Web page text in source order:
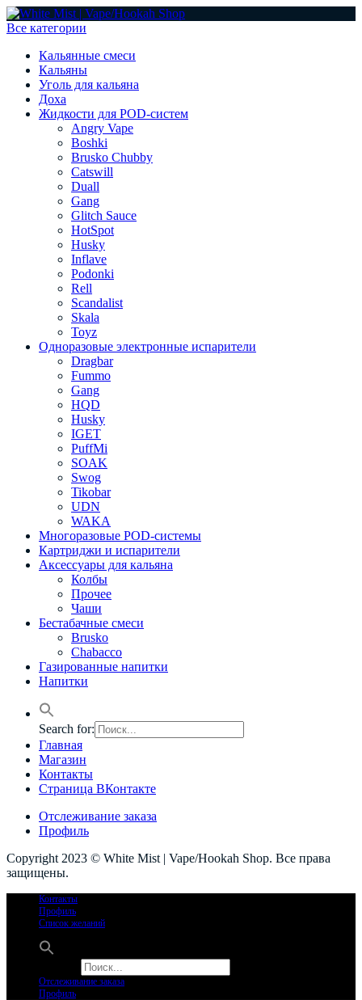
Все категории
Кальянные смеси
Кальяны
Уголь для кальяна
Доха
Жидкости для POD-систем
Angry Vape
Boshki
Brusko Chubby
Catswill
Duall
Gang
Glitch Sauce
HotSpot
Husky
Inflave
Podonki
Rell
Scandalist
Skala
Toyz
Одноразовые электронные испарители
Dragbar
Fummo
Gang
HQD
Husky
IGET
PuffMi
SOAK
Swog
Tikobar
UDN
WAKA
Многоразовые POD-системы
Картриджи и испарители
Аксессуары для кальяна
Колбы
Прочее
Чаши
Бестабачные смеси
Brusko
Chabacco
Газированные напитки
Напитки
Search for:
Главная
Магазин
Контакты
Страница ВКонтакте
Отслеживание заказа
Профиль
Copyright 2023 © White Mist | Vape/Hookah Shop. Все права
защищены.
Контакты
Профиль
Список желаний
Отслеживание заказа
Профиль